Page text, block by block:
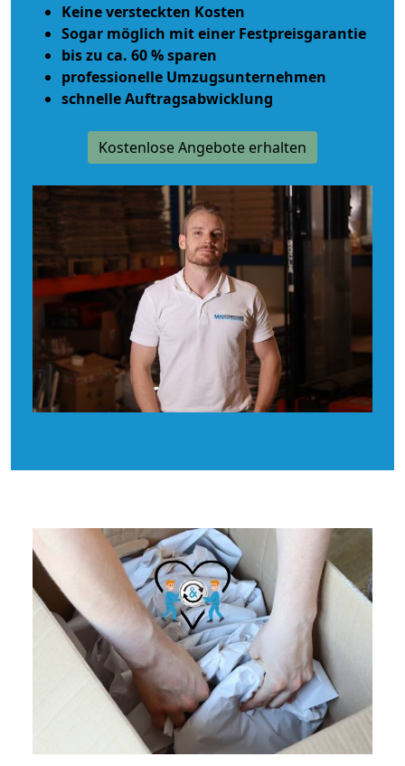
Keine versteckten Kosten
Sogar möglich mit einer Festpreisgarantie
bis zu ca. 60 % sparen
professionelle Umzugsunternehmen
schnelle Auftragsabwicklung
Kostenlose Angebote erhalten